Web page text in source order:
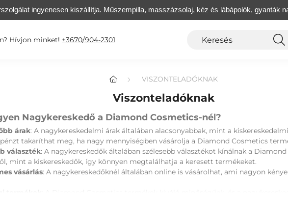
ingyenesen kiszállítja. Műszempilla, masszázsolaj, kéz és lábápolók, gyanták
Hívjon minket! +3670/904-2301
VISZONTELADÓKNAK
Viszonteladóknak
Nagykereskedő a Diamond Cosmetics-nél?
árak: A nagykereskedelmi árak általában alacsonyabbak, mint a
takaríthat meg, ha nagy mennyiségben vásárolja a Diamond Cosmetics
választék: A nagykereskedők általában szélesebb választékot kínálnak a
mint a kiskereskedők, így könnyen megtalálhatja a keresett termékeket.
vásárlás: A nagykereskedőknél általában online is vásárolhat, ami nagyon
termékeket forgalmaznak.